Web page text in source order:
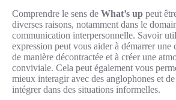
Comprendre le sens de What’s up peut
diverses raisons, notamment dans le
communication interpersonnelle. Savoir
expression peut vous aider à démarrer une
de manière décontractée et à créer une
conviviale. Cela peut également vous
mieux interagir avec des anglophones et
intégrer dans des situations informelles.